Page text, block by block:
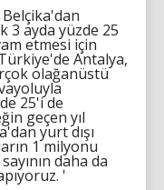
3 ayda yüzde 25
etmesi için
Antalya,
olağanüstü
25'i de
geçen yıl
yurt dışı
1 milyonu
daha da
'